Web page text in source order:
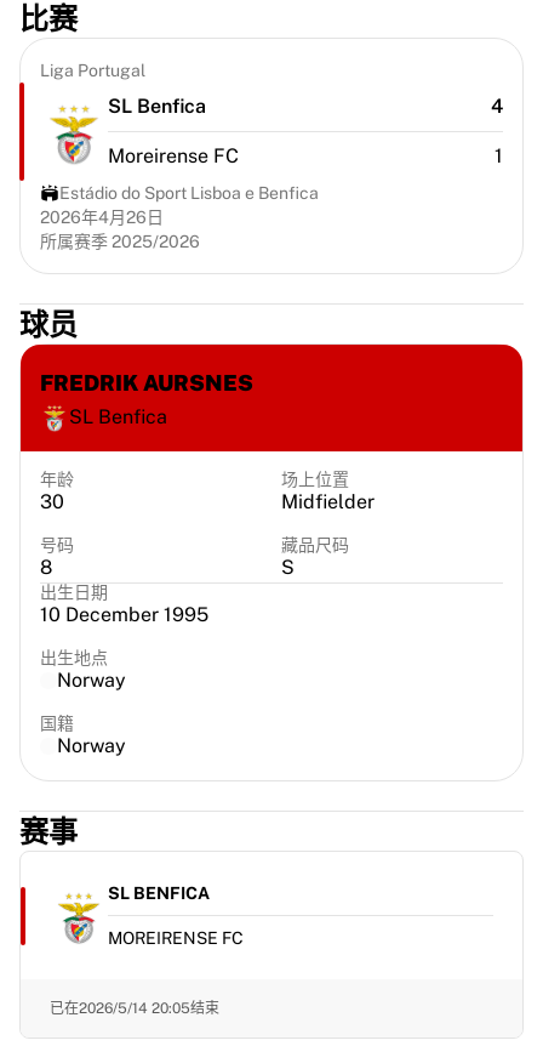
Chicago Bulls
LA Clippers
Portland Trail Blazers
Virtus Bologna
查看全部篮球
顶级NBA球队
Charlotte Hornets
Chicago Bulls
Portland Trail Blazers
LA Clippers
View all NBA
顶级欧洲球队
Beşiktaş Gain
Fenerbahçe Basketball
Slovenia
Virtus Bologna
Guerri Napoli
其他项目
Team Visma | Lease a bike
Soudal Quick Step
Netcompany INEOS
EF Education
Team Jayco AlUla
查看全部骑行
France Rugby
Bath Rugby
ASM Clermont Auvergne
Harlequins
查看全部橄榄球
板球
Delhi Capitals
West Indies
比赛
Liga Portugal
SL Benfica 4
Moreirense FC 1
Estádio do Sport Lisboa e Benfica
2026年4月26日
所属赛季 2025/2026
球员
FREDRIK AURSNES
SL Benfica
年龄
30
场上位置
Midfielder
号码
8
藏品尺码
S
出生日期
10 December 1995
出生地点
Norway
国籍
Norway
赛事
SL BENFICA
MOREIRENSE FC
已在2026/5/14 20:05结束